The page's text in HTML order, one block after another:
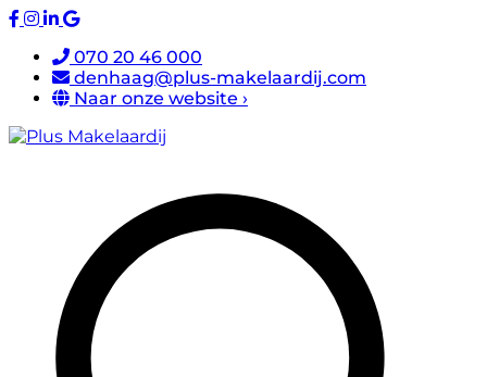
070 20 46 000
denhaag@plus-makelaardij.com
Naar onze website ›